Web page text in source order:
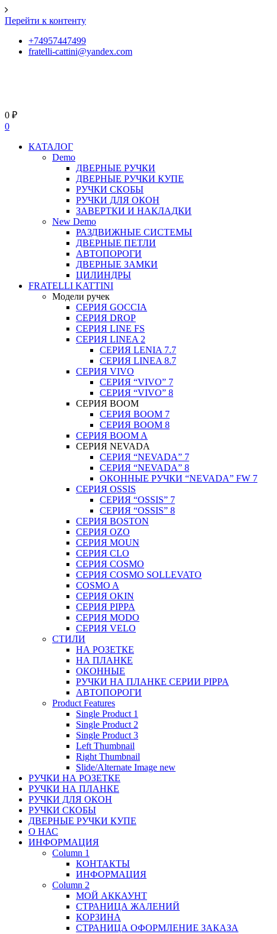
Перейти к контенту
+74957447499
fratelli-cattini@yandex.com
0 ₽
0
КАТАЛОГ
Demo
ДВЕРНЫЕ РУЧКИ
ДВЕРНЫЕ РУЧКИ КУПЕ
РУЧКИ СКОБЫ
РУЧКИ ДЛЯ ОКОН
ЗАВЕРТКИ И НАКЛАДКИ
New Demo
РАЗДВИЖНЫЕ СИСТЕМЫ
ДВЕРНЫЕ ПЕТЛИ
АВТОПОРОГИ
ДВЕРНЫЕ ЗАМКИ
ЦИЛИНДРЫ
FRATELLI KATTINI
Модели ручек
СЕРИЯ GOCCIA
СЕРИЯ DROP
СЕРИЯ LINE FS
СЕРИЯ LINEA 2
СЕРИЯ LENIA 7.7
СЕРИЯ LINEA 8.7
СЕРИЯ VIVO
СЕРИЯ “VIVO” 7
СЕРИЯ “VIVO” 8
СЕРИЯ ВOOM
СЕРИЯ ВOOM 7
СЕРИЯ ВOOM 8
СЕРИЯ ВOOM A
СЕРИЯ NEVADA
СЕРИЯ “NEVADA” 7
СЕРИЯ “NEVADA” 8
ОКОННЫЕ РУЧКИ “NEVADA” FW 7
СЕРИЯ OSSIS
СЕРИЯ “OSSIS” 7
СЕРИЯ “OSSIS” 8
СЕРИЯ ВOSTON
CЕРИЯ OZO
СЕРИЯ MOUN
СЕРИЯ CLO
СЕРИЯ COSMO
СЕРИЯ COSMO SOLLEVATO
COSMO A
СЕРИЯ OKIN
СЕРИЯ PIPPA
СЕРИЯ MODO
СЕРИЯ VELO
СТИЛИ
НА РОЗЕТКЕ
НА ПЛАНКЕ
ОКОННЫЕ
РУЧКИ НА ПЛАНКЕ СЕРИИ PIPPA
АВТОПОРОГИ
Product Features
Single Product 1
Single Product 2
Single Product 3
Left Thumbnail
Right Thumbnail
Slide/Alternate Image new
РУЧКИ НА РОЗЕТКЕ
РУЧКИ НА ПЛАНКЕ
РУЧКИ ДЛЯ ОКОН
РУЧКИ СКОБЫ
ДВЕРНЫЕ РУЧКИ КУПЕ
О НАС
ИНФОРМАЦИЯ
Column 1
КОНТАКТЫ
ИНФОРМАЦИЯ
Column 2
МОЙ АККАУНТ
СТРАНИЦА ЖАЛЕНИЙ
КОРЗИНА
СТРАНИЦА ОФОРМЛЕНИЕ ЗАКАЗА